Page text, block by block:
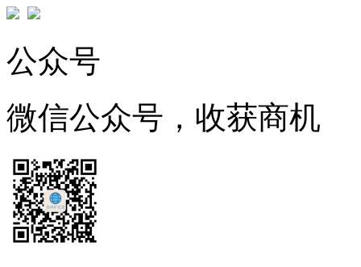
公众号
微信公众号，收获商机